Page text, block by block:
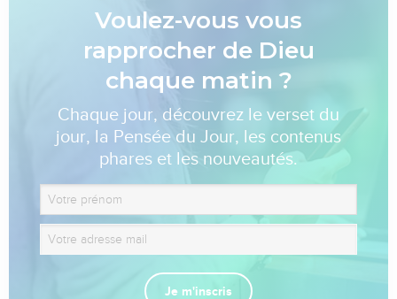
Voulez-vous vous
rapprocher de Dieu
chaque matin ?
Chaque jour, découvrez le verset du
jour, la Pensée du Jour, les contenus
phares et les nouveautés.
Je m'inscris